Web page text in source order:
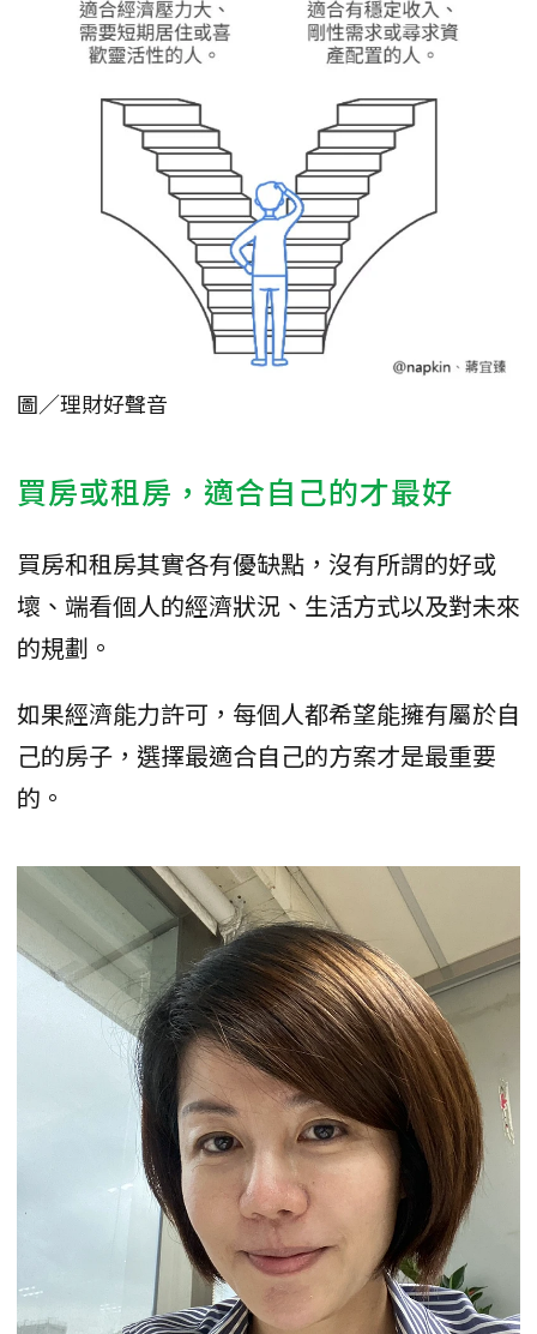
圖／理財好聲音
買房或租房，適合自己的才最好
買房和租房其實各有優缺點，沒有所謂的好或
壞、端看個人的經濟狀況、生活方式以及對未來
的規劃。
如果經濟能力許可，每個人都希望能擁有屬於自
己的房子，選擇最適合自己的方案才是最重要
的。